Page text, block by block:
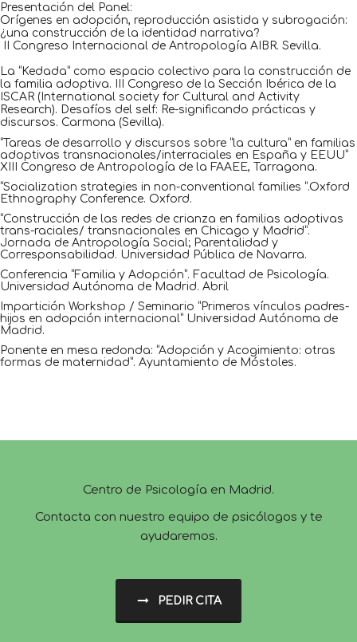
Presentación del Panel:
Orígenes en adopción, reproducción asistida y subrogación:
¿una construcción de la identidad narrativa?
II Congreso Internacional de Antropología AIBR. Sevilla.
La “Kedada” como espacio colectivo para la construcción de
la familia adoptiva. III Congreso de la Sección Ibérica de la
ISCAR (International society for Cultural and Activity
Research). Desafíos del self: Re-significando prácticas y
discursos. Carmona (Sevilla).
“Tareas de desarrollo y discursos sobre “la cultura” en familias
adoptivas transnacionales/interraciales en España y EEUU”
XIII Congreso de Antropología de la FAAEE, Tarragona.
“Socialization strategies in non-conventional families “.Oxford
Ethnography Conference. Oxford.
“Construcción de las redes de crianza en familias adoptivas
trans-raciales/ transnacionales en Chicago y Madrid”.
Jornada de Antropología Social; Parentalidad y
Corresponsabilidad. Universidad Pública de Navarra.
Conferencia “Familia y Adopción”. Facultad de Psicología.
Universidad Autónoma de Madrid. Abril
Impartición Workshop / Seminario “Primeros vínculos padres-
hijos en adopción internacional” Universidad Autónoma de
Madrid.
Ponente en mesa redonda: “Adopción y Acogimiento: otras
formas de maternidad”. Ayuntamiento de Móstoles.
Centro de Psicología en Madrid.
Contacta con nuestro equipo de psicólogos y te
ayudaremos.
PEDIR CITA